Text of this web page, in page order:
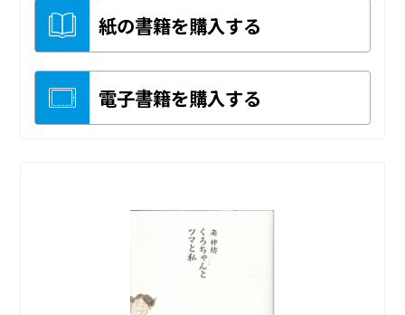
紙の書籍を購入する
電子書籍を購入する